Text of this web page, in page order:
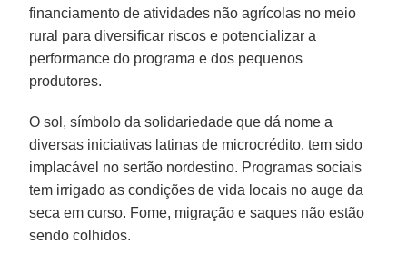
financiamento de atividades não agrícolas no meio
rural para diversificar riscos e potencializar a
performance do programa e dos pequenos
produtores.
O sol, símbolo da solidariedade que dá nome a
diversas iniciativas latinas de microcrédito, tem sido
implacável no sertão nordestino. Programas sociais
tem irrigado as condições de vida locais no auge da
seca em curso. Fome, migração e saques não estão
sendo colhidos.